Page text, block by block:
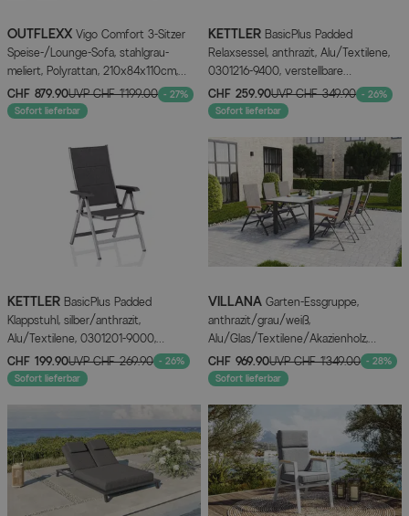
OUTFLEXX Vigo Comfort 3-Sitzer
Speise-/Lounge-Sofa, stahlgrau-
meliert, Polyrattan, 210x84x110cm,
verstellbar
CHF 879.90UVPCHF 1’199.00 - 27%
Sofort lieferbar
KETTLER BasicPlus Padded
Relaxsessel, anthrazit, Alu/Textilene,
0301216-9400, verstellbare
Rückenlehne
CHF 259.90UVPCHF 349.90 - 26%
Sofort lieferbar
KETTLER BasicPlus Padded
Klappstuhl, silber/anthrazit,
Alu/Textilene, 0301201-9000,
verstellbare Rückenlehne
CHF 199.90UVPCHF 269.90 - 26%
Sofort lieferbar
VILLANA Garten-Essgruppe,
anthrazit/grau/weiß,
Alu/Glas/Textilene/Akazienholz,
Ausziehtisch, 6 Klappstühle, ausziehbar
CHF 969.90UVPCHF 1’349.00 - 28%
Sofort lieferbar